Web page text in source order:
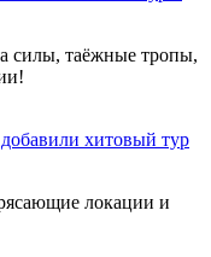
силы, таёжные тропы,
хитовый тур
локации и